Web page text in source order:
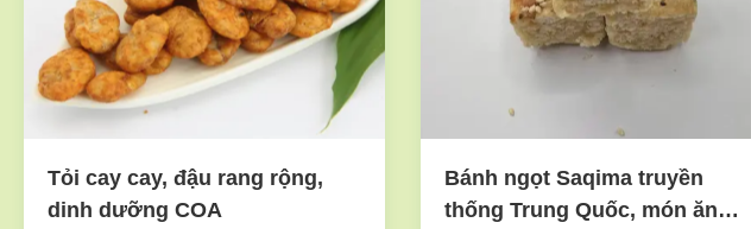
Tỏi cay cay, đậu rang rộng,
dinh dưỡng COA
Bánh ngọt Saqima truyền
thống Trung Quốc, món ăn